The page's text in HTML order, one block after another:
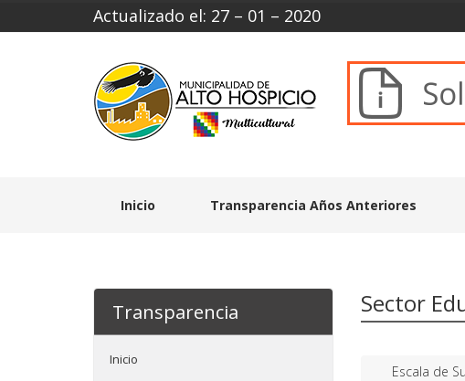
Actualizado el: 27 – 01 – 2020
Inicio Transparencia Años Anteriores
Transparencia
Inicio
Sector
Escala de